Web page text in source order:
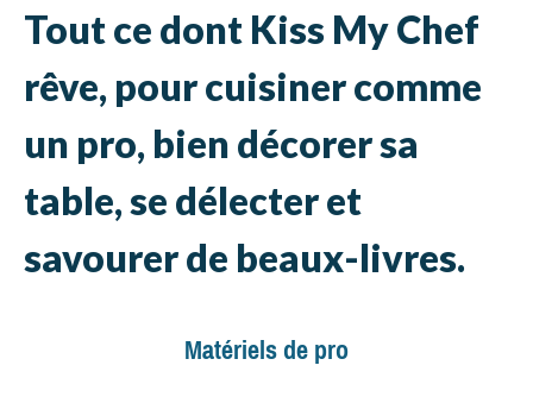
Tout ce dont Kiss My Chef
rêve, pour cuisiner comme
un pro, bien décorer sa
table, se délecter et
savourer de beaux-livres.
Matériels de pro